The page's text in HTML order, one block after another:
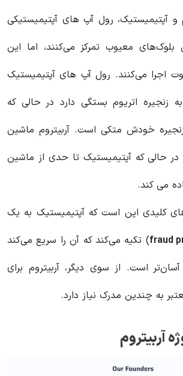
و آپتیمیستیک، رول آپ های آپتیمیستیکی
بلوک‌های معیوب تمرکز می‌کنند، اما این
اجرا می‌کنند. رول آپ های آپتیمیستیک
زنجیره اتریوم بستگی دارد در حالی که
زنجیره خودش متکی است. آربیتروم ماشین
در حالی که آپتیمیستیک تا حدی از ماشین
می کند.
کلیدی این است که آپتیمیستیک به یک
fraud) تکیه می‌کند که آن را سریع می‌کند
است. از سوی دیگر، آربیتروم برای
به چندین مدرک نیاز دارد.
آربیتروم